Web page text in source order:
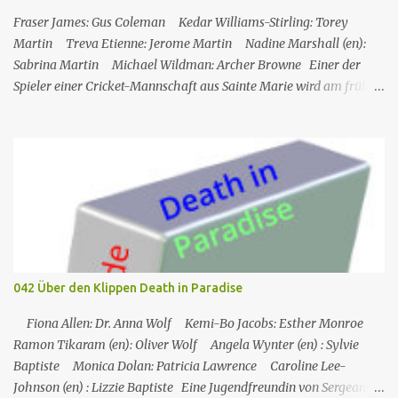
titel False Flag Erstaus­strahlung USA 13. Sep. 2007 Deutsch­
sprachige Erstaus­strahl...
Fraser James: Gus Coleman Kedar Williams-Stirling: Torey
Martin Treva Etienne: Jerome Martin Nadine Marshall (en):
Sabrina Martin Michael Wildman: Archer Browne Einer der
Spieler einer Cricket-Mannschaft aus Sainte Marie wird am frühen
seinen Sohn in ein Krankenhaus in den USA schicken zu können,
und er hatte den Sieg mit einigen Teammitgliedern die ganze
Nacht lang gefeiert. In der Zwischenzeit muss Martha nach
England zurückkehren, was Humphrey sehr bedauert. Die
Mitglieder des Cricketclubs feiern den Sieg eines Spiels, ein
Mitglied des Clubs, Jerome, geht Bier holen und wird dann von
seinem Freund Gus tot vor dem Club aufgefunden. Humhrey und
seine Kollegen versuchen, den Fall zu lösen: Gus, Archer und auch
Sabrina und Torey (die Frau bzw. der Sohn des Op...
042 Über den Klippen Death in Paradise
Fiona Allen: Dr. Anna Wolf Kemi-Bo Jacobs: Esther Monroe
Ramon Tikaram (en): Oliver Wolf Angela Wynter (en) : Sylvie
Baptiste Monica Dolan: Patricia Lawrence Caroline Lee-
Johnson (en) : Lizzie Baptiste Eine Jugendfreundin von Sergeant